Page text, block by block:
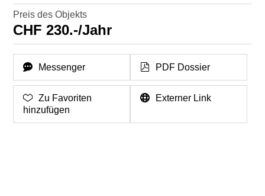
Preis des Objekts
CHF 230.-/Jahr
Messenger PDF Dossier
Zu Favoriten
hinzufügen
Externer Link